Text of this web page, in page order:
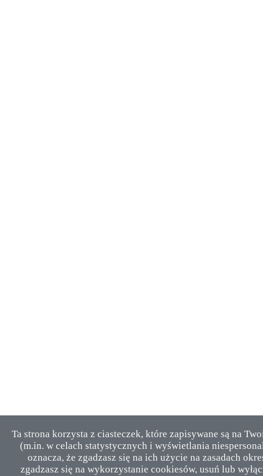
Ta strona korzysta z ciasteczek, które zapisywane są na
(m.in. w celach statystycznych i wyświetlania
oznacza, że zgadzasz się na ich użycie na zasadach
zgadzasz się na wykorzystanie cookiesów, usuń lub